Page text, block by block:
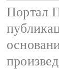
Портал